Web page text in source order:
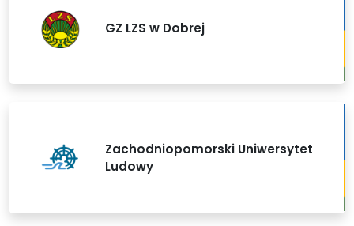
GZ LZS w Dobrej
Zachodniopomorski Uniwersytet
Ludowy